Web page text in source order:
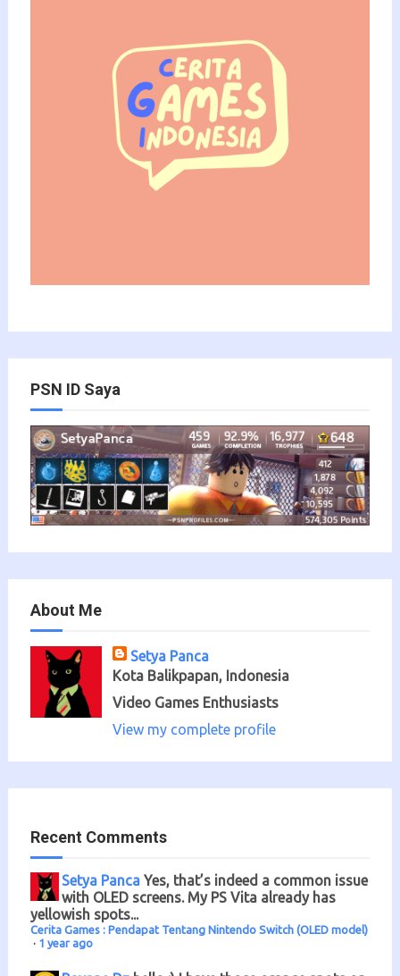
PSN ID Saya
About Me
Setya Panca
Kota Balikpapan, Indonesia
Video Games Enthusiasts
View my complete profile
Recent Comments
Setya Panca Yes, that’s indeed a common issue
with OLED screens. My PS Vita already has
yellowish spots...
Cerita Games : Pendapat Tentang Nintendo Switch (OLED model)
· 1 year ago